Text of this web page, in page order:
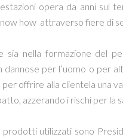
opera da anni sul
how attraverso fiere di
sia nella formazione del
per l’uomo o per
offrire alla clientela una
azzerando i rischi per la
utilizzati sono